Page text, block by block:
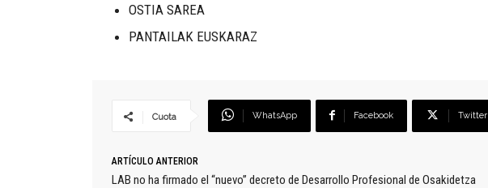
OSTIA SAREA
PANTAILAK EUSKARAZ
Cuota WhatsApp Facebook Twitter
ARTÍCULO ANTERIOR
LAB no ha firmado el “nuevo” decreto de Desarrollo Profesional de Osakidetza